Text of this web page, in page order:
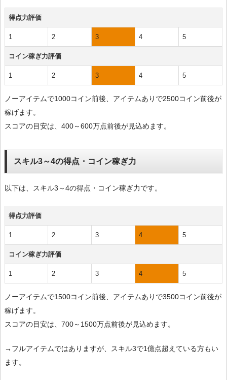
得点力評価
1 2 3 4 5
コイン稼ぎ力評価
1 2 3 4 5
ノーアイテムで1000コイン前後、アイテムありで2500コイン前後が
稼げます。
スコアの目安は、400～600万点前後が見込めます。
スキル3～4の得点・コイン稼ぎ力
以下は、スキル3～4の得点・コイン稼ぎ力です。
得点力評価
1 2 3 4 5
コイン稼ぎ力評価
1 2 3 4 5
ノーアイテムで1500コイン前後、アイテムありで3500コイン前後が
稼げます。
スコアの目安は、700～1500万点前後が見込めます。
→フルアイテムではありますが、スキル3で1億点超えている方もい
ます。